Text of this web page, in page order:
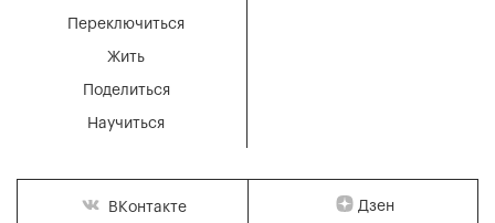
Переключиться
Жить
Поделиться
Научиться
ВКонтакте Дзен